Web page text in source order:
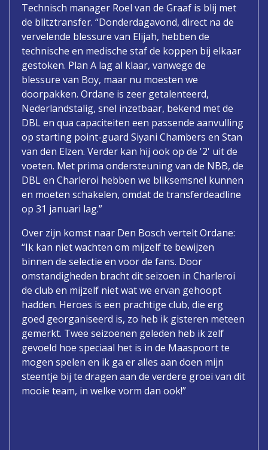
Technisch manager Roel van de Graaf is blij met
de blitztransfer. “Donderdagavond, direct na de
vervelende blessure van Elijah, hebben de
technische en medische staf de koppen bij elkaar
gestoken. Plan A lag al klaar, vanwege de
blessure van Boy, maar nu moesten we
doorpakken. Ordane is zeer getalenteerd,
Nederlandstalig, snel inzetbaar, bekend met de
DBL en qua capaciteiten een passende aanvulling
op starting point-guard Siyani Chambers en Stan
van den Elzen. Verder kan hij ook op de '2' uit de
voeten. Met prima ondersteuning van de NBB, de
DBL en Charleroi hebben we bliksemsnel kunnen
en moeten schakelen, omdat de transferdeadline
op 31 januari lag.”
Over zijn komst naar Den Bosch vertelt Ordane:
“Ik kan niet wachten om mijzelf te bewijzen
binnen de selectie en voor de fans. Door
omstandigheden bracht dit seizoen in Charleroi
de club en mijzelf niet wat we ervan gehoopt
hadden. Heroes is een prachtige club, die erg
goed georganiseerd is, zo heb ik gisteren meteen
gemerkt. Twee seizoenen geleden heb ik zelf
gevoeld hoe speciaal het is in de Maaspoort te
mogen spelen en ik ga er alles aan doen mijn
steentje bij te dragen aan de verdere groei van dit
mooie team, in welke vorm dan ook!”